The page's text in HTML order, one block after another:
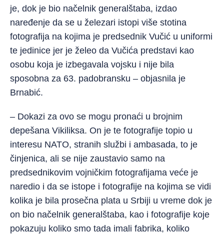
je, dok je bio načelnik generalštaba, izdao
naređenje da se u železari istopi više stotina
fotografija na kojima je predsednik Vučić u uniformi
te jedinice jer je želeo da Vučića predstavi kao
osobu koja je izbegavala vojsku i nije bila
sposobna za 63. padobransku – objasnila je
Brnabić.
– Dokazi za ovo se mogu pronaći u brojnim
depešana Vikiliksa. On je te fotografije topio u
interesu NATO, stranih službi i ambasada, to je
činjenica, ali se nije zaustavio samo na
predsednikovim vojničkim fotografijama veće je
naredio i da se istope i fotografije na kojima se vidi
kolika je bila prosečna plata u Srbiji u vreme dok je
on bio načelnik generalštaba, kao i fotografije koje
pokazuju koliko smo tada imali fabrika, koliko